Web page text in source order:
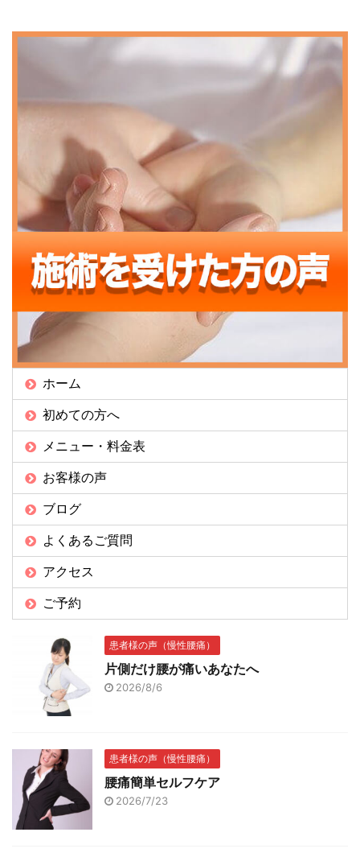
ホーム
初めての方へ
メニュー・料金表
お客様の声
ブログ
よくあるご質問
アクセス
ご予約
患者様の声（慢性腰痛）
片側だけ腰が痛いあなたへ
2026/8/6
患者様の声（慢性腰痛）
腰痛簡単セルフケア
2026/7/23